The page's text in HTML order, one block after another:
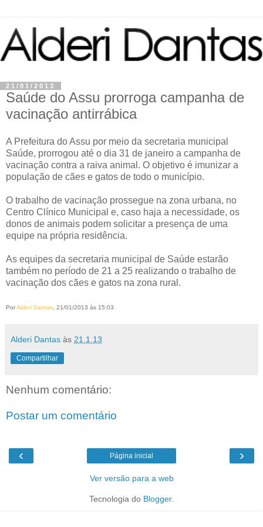
21/01/2013
Saúde do Assu prorroga campanha de
vacinação antirrábica
A Prefeitura do Assu por meio da secretaria municipal
Saúde, prorrogou até o dia 31 de janeiro a campanha de
vacinação contra a raiva animal. O objetivo é imunizar a
população de cães e gatos de todo o município.
O trabalho de vacinação prossegue na zona urbana, no
Centro Clínico Municipal e, caso haja a necessidade, os
donos de animais podem solicitar a presença de uma
equipe na própria residência.
As equipes da secretaria municipal de Saúde estarão
também no período de 21 a 25 realizando o trabalho de
vacinação dos cães e gatos na zona rural.
PorAlderi Dantas, 21/01/2013 às 15:03
Alderi Dantas às 21.1.13
Compartilhar
Nenhum comentário:
Postar um comentário
‹ ›
Página inicial
Ver versão para a web
Tecnologia do Blogger.